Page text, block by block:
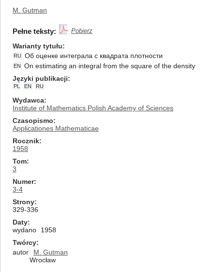
M. Gutman
Pełne teksty: Pobierz
Warianty tytułu
RU Об оценке интеграла с квадрата плотности
EN
On estimating an integral from the square of the density
Języki publikacji
PL EN RU
Wydawca
Institute of Mathematics Polish Academy of Sciences
Czasopismo
Applicationes Mathematicae
Rocznik
1958
Tom
3
Numer
3-4
Strony
329-336
Daty
wydano
1958
Twórcy
autor
M. Gutman
Wrocław